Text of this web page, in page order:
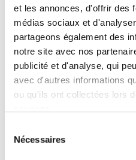
et les annonces, d'offrir des
médias sociaux et
partageons également des
notre site avec nos
publicité et d'analyse, qui
avec d'autres informations
ou qu'ils ont collectées lors
Nécessaires